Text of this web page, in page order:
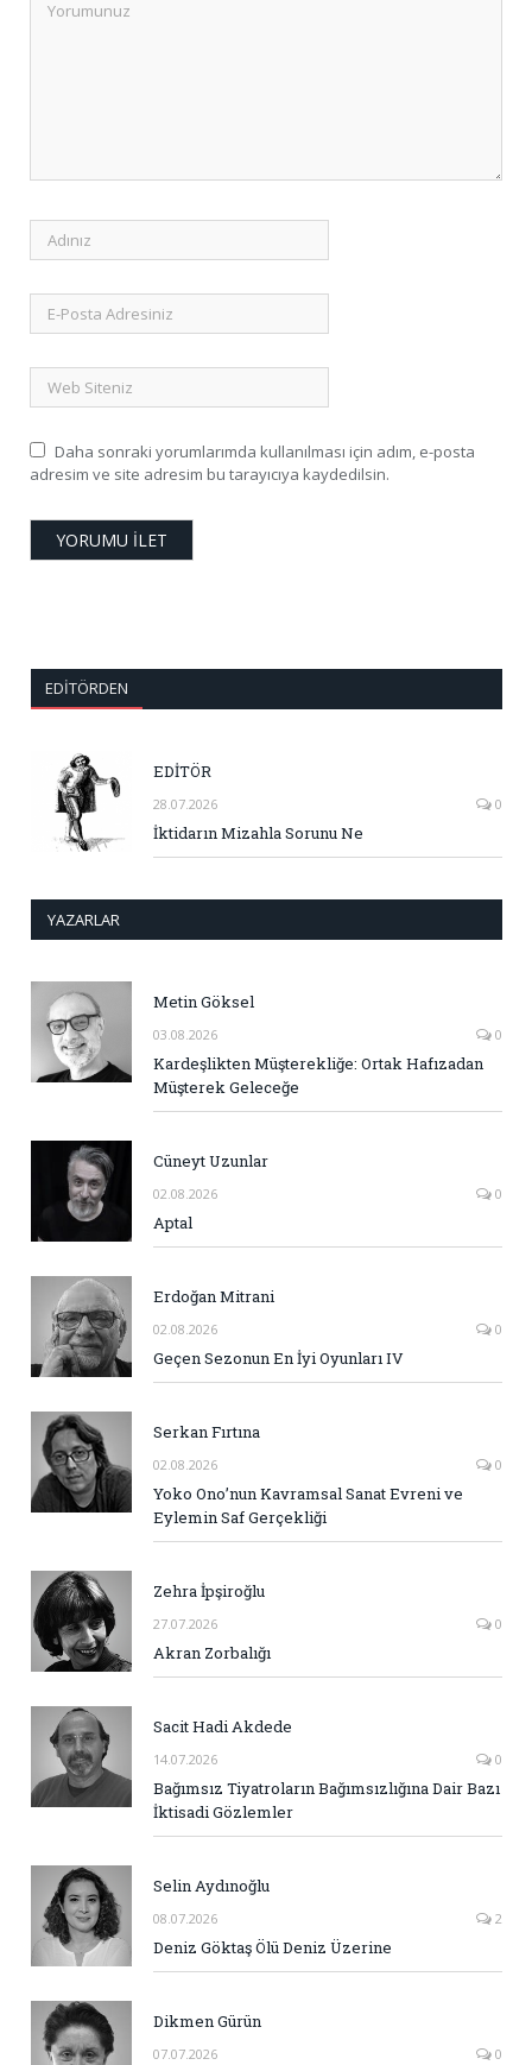
Daha sonraki yorumlarımda kullanılması için adım, e-posta
adresim ve site adresim bu tarayıcıya kaydedilsin.
EDITÖRDEN
EDİTÖR
28.07.2026 0
İktidarın Mizahla Sorunu Ne
YAZARLAR
Metin Göksel
03.08.2026 0
Kardeşlikten Müşterekliğe: Ortak Hafızadan
Müşterek Geleceğe
Cüneyt Uzunlar
02.08.2026 0
Aptal
Erdoğan Mitrani
02.08.2026 0
Geçen Sezonun En İyi Oyunları IV
Serkan Fırtına
02.08.2026 0
Yoko Ono’nun Kavramsal Sanat Evreni ve
Eylemin Saf Gerçekliği
Zehra İpşiroğlu
27.07.2026 0
Akran Zorbalığı
Sacit Hadi Akdede
14.07.2026 0
Bağımsız Tiyatroların Bağımsızlığına Dair Bazı
İktisadi Gözlemler
Selin Aydınoğlu
08.07.2026 2
Deniz Göktaş Ölü Deniz Üzerine
Dikmen Gürün
07.07.2026 0